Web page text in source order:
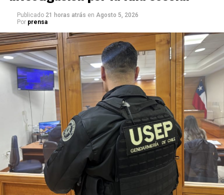
Publicado 21 horas atrás en Agosto 5, 2026
Por prensa